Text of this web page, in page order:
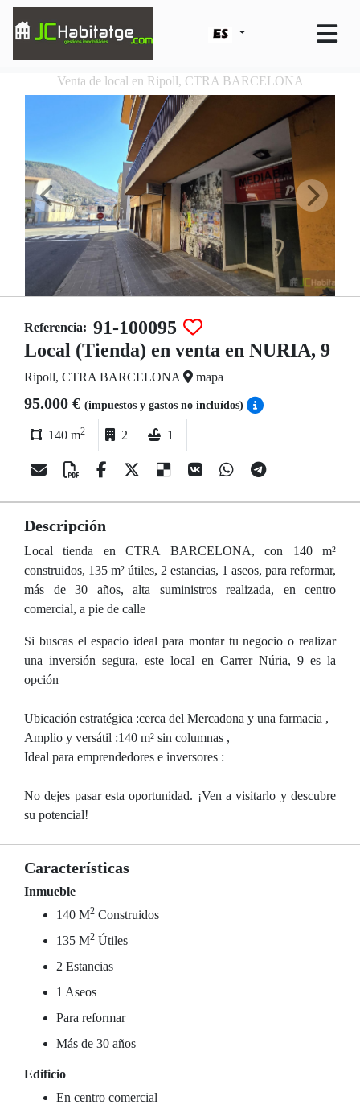
Venta de local en Ripoll, CTRA BARCELONA
Referencia: 91-100095
Local (Tienda) en venta en NURIA, 9
Ripoll, CTRA BARCELONA mapa
95.000 € (impuestos y gastos no incluídos)
140 m2 2 1
Descripción
Local tienda en CTRA BARCELONA, con 140 m²
construidos, 135 m² útiles, 2 estancias, 1 aseos, para reformar,
más de 30 años, alta suministros realizada, en centro
comercial, a pie de calle
Si buscas el espacio ideal para montar tu negocio o realizar
una inversión segura, este local en Carrer Núria, 9 es la
opción
Ubicación estratégica :cerca del Mercadona y una farmacia ,
Amplio y versátil :140 m² sin columnas ,
Ideal para emprendedores e inversores :
No dejes pasar esta oportunidad. ¡Ven a visitarlo y descubre
su potencial!
Características
Inmueble
140 M2 Construidos
135 M2 Útiles
2 Estancias
1 Aseos
Para reformar
Más de 30 años
Edificio
En centro comercial